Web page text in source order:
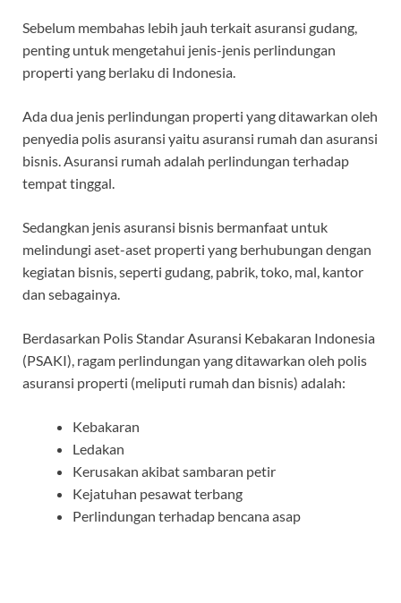
Sebelum membahas lebih jauh terkait asuransi gudang,
penting untuk mengetahui jenis-jenis perlindungan
properti yang berlaku di Indonesia.
Ada dua jenis perlindungan properti yang ditawarkan oleh
penyedia polis asuransi yaitu asuransi rumah dan asuransi
bisnis. Asuransi rumah adalah perlindungan terhadap
tempat tinggal.
Sedangkan jenis asuransi bisnis bermanfaat untuk
melindungi aset-aset properti yang berhubungan dengan
kegiatan bisnis, seperti gudang, pabrik, toko, mal, kantor
dan sebagainya.
Berdasarkan Polis Standar Asuransi Kebakaran Indonesia
(PSAKI), ragam perlindungan yang ditawarkan oleh polis
asuransi properti (meliputi rumah dan bisnis) adalah:
Kebakaran
Ledakan
Kerusakan akibat sambaran petir
Kejatuhan pesawat terbang
Perlindungan terhadap bencana asap